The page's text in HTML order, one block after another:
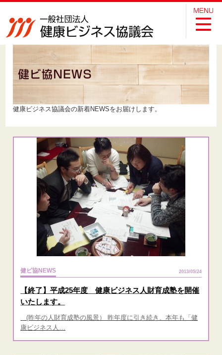
健康ビジネス協議会の新着NEWSをお届けします。
健ビ協NEWS 2013/05/24
【終了】平成25年度 健康ビジネス人財育成塾を開催
いたします。
(昨年の人財育成塾の風景） 昨年度に引き続き、本年も「健
康ビジネス人…